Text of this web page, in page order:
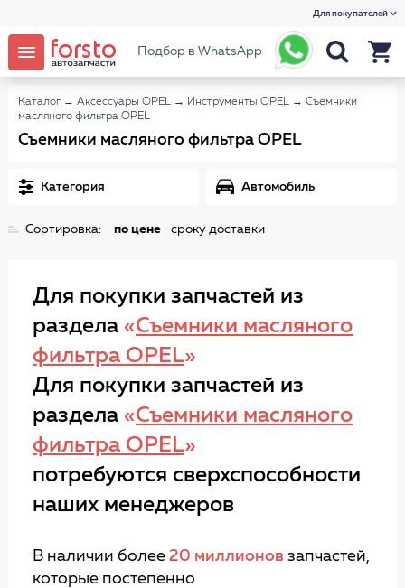
Для покупателей
Подбор в WhatsApp
Каталог → Аксессуары OPEL → Инструменты OPEL → Съемники
масляного фильтра OPEL
Съемники масляного фильтра OPEL
Категория Автомобиль
Сортировка: по цене сроку доставки
Для покупки запчастей из
раздела «Съемники масляного
фильтра OPEL»
Для покупки запчастей из
раздела «Съемники масляного
фильтра OPEL»
потребуются сверхспособности
наших менеджеров
В наличии более 20 миллионов запчастей,
которые постепенно